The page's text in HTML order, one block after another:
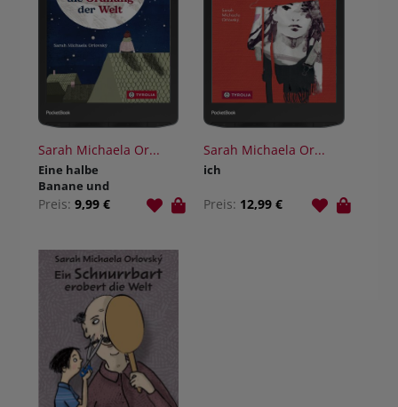
Sarah Michaela Or...
Eine halbe
Banane und
die Ordnung
Preis: 9,99 €
Sarah Michaela Or...
ich
Preis: 12,99 €